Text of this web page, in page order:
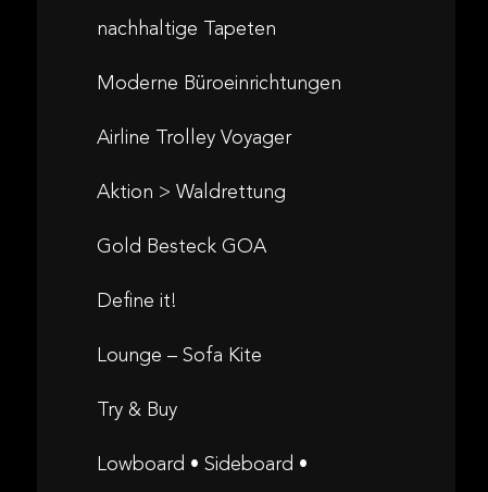
nachhaltige Tapeten
Moderne Büroeinrichtungen
Airline Trolley Voyager
Aktion > Waldrettung
Gold Besteck GOA
Define it!
Lounge – Sofa Kite
Try & Buy
Lowboard • Sideboard •